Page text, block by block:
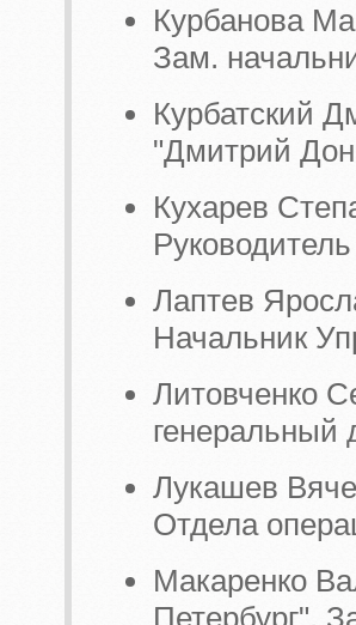
Курбанова
Зам.
Курбатский
"Дмитрий
Кухарев
Лаптев
Начальник
Литовченко
генеральный
Лукашев
Отдела
Макаренко
Петербург",